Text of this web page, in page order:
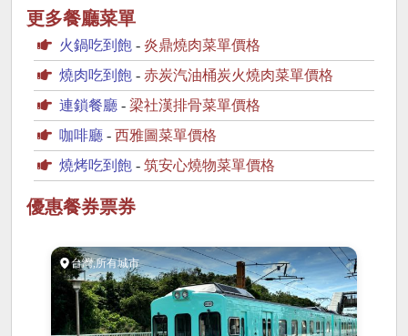
更多餐廳菜單
火鍋吃到飽 - 炎鼎燒肉菜單價格
燒肉吃到飽 - 赤炭汽油桶炭火燒肉菜單價格
連鎖餐廳 - 梁社漢排骨菜單價格
咖啡廳 - 西雅圖菜單價格
燒烤吃到飽 - 筑安心燒物菜單價格
優惠餐券票券